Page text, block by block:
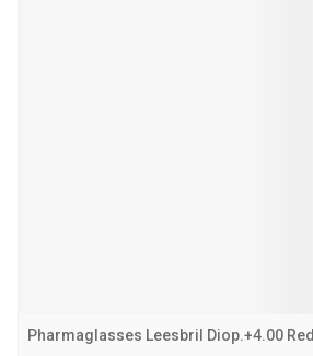
Pharmaglasses Leesbril Diop.+4.00 Red